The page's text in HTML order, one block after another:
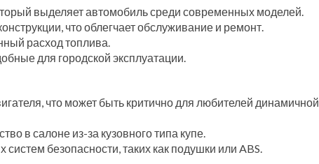
выделяет автомобиль среди современных моделей.
что облегчает обслуживание и ремонт.
расход топлива.
для городской эксплуатации.
что может быть критично для любителей динамичной
в салоне из-за кузовного типа купе.
безопасности, таких как подушки или ABS.